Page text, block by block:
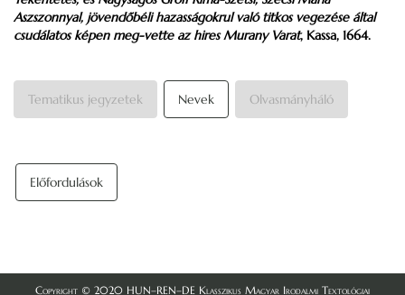
Aszszonnyal, jövendőbéli hazasságokrul való titkos vegezése által
csudálatos képen meg-vette az hires Murany Varat, Kassa, 1664.
Tematikus jegyzetek Nevek Olvasmányháló
Előfordulások
Copyright © 2020 HUN–REN–DE Klasszikus Magyar Irodalmi Textológiai